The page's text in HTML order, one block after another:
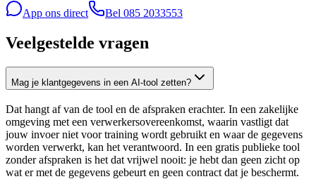
App ons direct Bel 085 2033553
Veelgestelde vragen
Mag je klantgegevens in een AI-tool zetten?
Dat hangt af van de tool en de afspraken erachter. In een zakelijke
omgeving met een verwerkersovereenkomst, waarin vastligt dat
jouw invoer niet voor training wordt gebruikt en waar de gegevens
worden verwerkt, kan het verantwoord. In een gratis publieke tool
zonder afspraken is het dat vrijwel nooit: je hebt dan geen zicht op
wat er met de gegevens gebeurt en geen contract dat je beschermt.